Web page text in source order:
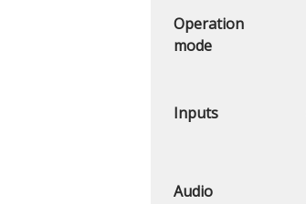
Operation
mode
Inputs
Audio